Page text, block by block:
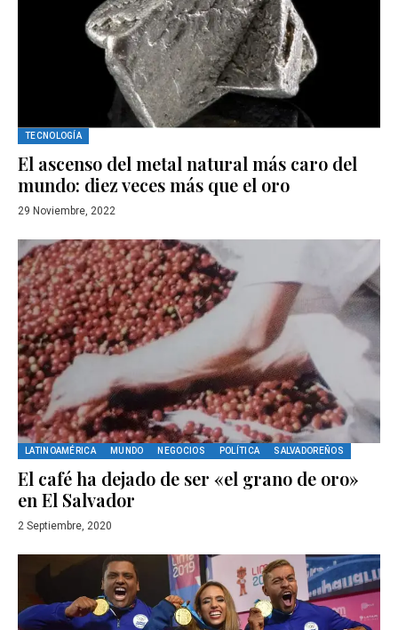
TECNOLOGÍA
El ascenso del metal natural más caro del
mundo: diez veces más que el oro
29 Noviembre, 2022
LATINOAMÉRICA MUNDO NEGOCIOS POLÍTICA SALVADOREÑOS
El café ha dejado de ser «el grano de oro»
en El Salvador
2 Septiembre, 2020